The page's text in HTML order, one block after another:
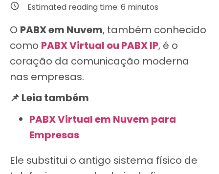
Estimated reading time: 6 minutos
O PABX em Nuvem, também conhecido
como PABX Virtual ou PABX IP, é o
coração da comunicação moderna
nas empresas.
📌 Leia também
PABX Virtual em Nuvem para
Empresas
Ele substitui o antigo sistema físico de